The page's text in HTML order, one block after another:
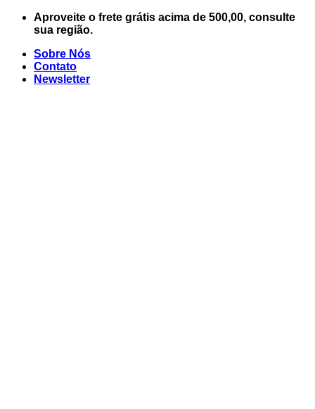
Skip
Aproveite o frete grátis acima de 500,00, consulte
sua região.
Sobre Nós
Contato
Newsletter